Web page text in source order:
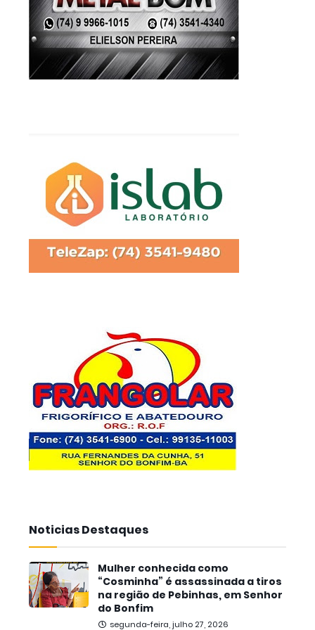
Noticias Destaques
Mulher conhecida como
“Cosminha” é assassinada a tiros
na região de Pebinhas, em Senhor
do Bonfim
segunda-feira, julho 27, 2026